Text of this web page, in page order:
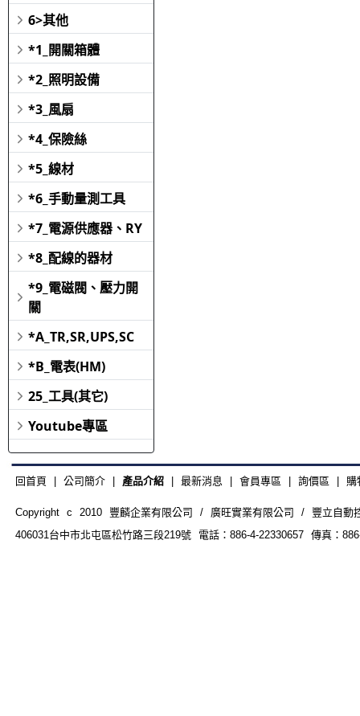
6>其他
*1_開關箱體
*2_照明設備
*3_風扇
*4_保險絲
*5_線材
*6_手動量測工具
*7_電源供應器、RY
*8_配線的器材
*9_電磁閥、壓力開
關
*A_TR,SR,UPS,SC
*B_電表(HM)
25_工具(其它)
Youtube專區
回首頁 公司簡介| 產品介紹| 最新消息 會員專區 詢價區 購
Copyright c 2010 豐麟企業有限公司 / 廣旺實業有限公司 / 豐立自動
406031台中市北屯區松竹路三段219號 電話：886-4-22330657 傳真：